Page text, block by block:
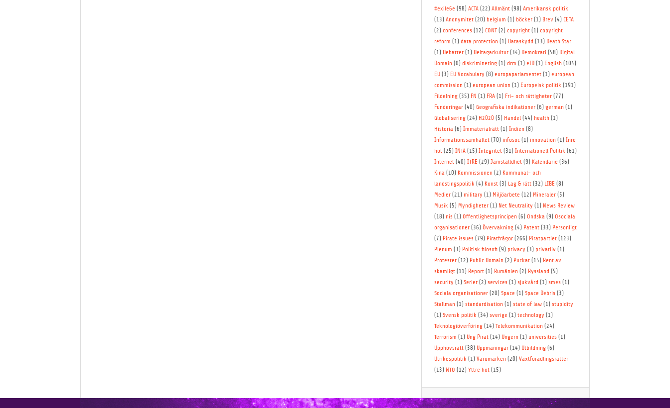
#exile6e (98) ACTA(22) Allmänt(98) Amerikansk politik
(13) Anonymitet(20) belgium (1) böcker(1) Brev (4) CETA
(2) conferences (12) CONT(2) copyright(1) copyright
reform (1) data protection(1) Dataskydd (13) Death Star
(1) Debatter(1) Deltagarkultur(34) Demokrati (58) Digital
Domain(0) diskriminering(1) drm (1) eID(1) English(104)
EU(3) EU Vocabulary (8) europaparlamentet(1) european
commission(1) european union(1) Europeisk politik (191)
Fildelning(35) FN (1) FRA(1) Fri- och rättigheter(77)
Funderingar(40) Geografiska indikationer(6) german(1)
Globalisering(24) H2020 (5) Handel(44) health(1)
Historia(6) Immaterialrätt(1) Indien(8)
Informationssamhället(70) infosoc(1) innovation(1) Inre
hot(25) INTA(15) Integritet(31) Internationell Politik (61)
Internet(40) ITRE (29) Jämställdhet(9) Kalendarie (36)
Kina(10) Kommissionen(2) Kommunal- och
landstingspolitik (4) Konst(3) Lag & rätt(32) LIBE (8)
Medier(21) military (1) Miljöarbete (12) Mineraler(5)
Musik (5) Myndigheter(1) Net Neutrality (1) News Review
(18) nis (1) Offentlighetsprincipen(6) Ondska(9) Osociala
organisationer(36) Övervakning(4) Patent(33) Personligt
(7) Pirate issues (79) Piratfrågor(266) Piratpartiet(123)
Plenum (3) Politisk filosofi(9) privacy (3) privatliv (1)
Protester(12) Public Domain(2) Puckat(15) Rent av
skamligt(11) Report(1) Rumänien(2) Ryssland (5)
security (1) Serier(2) services (1) sjukvård (1) smes (1)
Sociala organisationer(20) Space (1) Space Debris (3)
Stallman(1) standardisation(1) state of law(1) stupidity
(1) Svensk politik (34) sverige (1) technology (1)
Teknologiöverföring(14) Telekommunikation(24)
Terrorism (1) Ung Pirat(14) Ungern(1) universities (1)
Upphovsrätt(38) Uppmaningar(14) Utbildning(6)
Utrikespolitik (1) Varumärken(20) Växtförädlingsrätter
(13) WTO (12) Yttre hot(15)